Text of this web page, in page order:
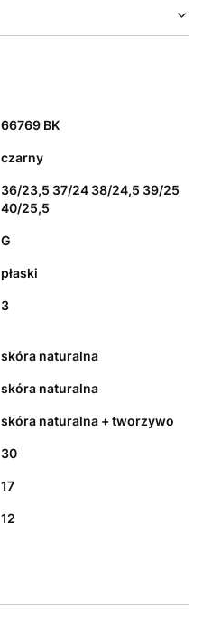
66769 BK
czarny
36/23,5 37/24 38/24,5 39/25
40/25,5
G
płaski
3
skóra naturalna
skóra naturalna
skóra naturalna + tworzywo
30
17
12